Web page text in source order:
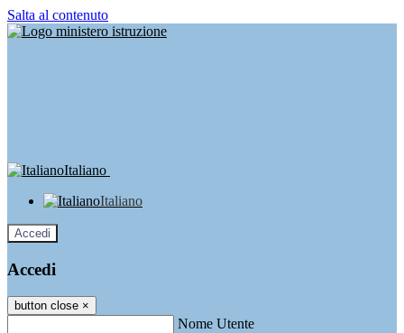
Salta al contenuto
Italiano
Italiano
Accedi
Accedi
button close ×
Nome Utente